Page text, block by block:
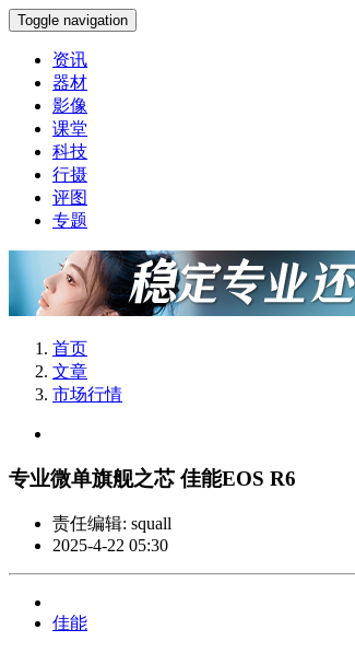
Toggle navigation
资讯
器材
影像
课堂
科技
行摄
评图
专题
首页
文章
市场行情
专业微单旗舰之芯 佳能EOS R6
责任编辑: squall
2025-4-22 05:30
佳能